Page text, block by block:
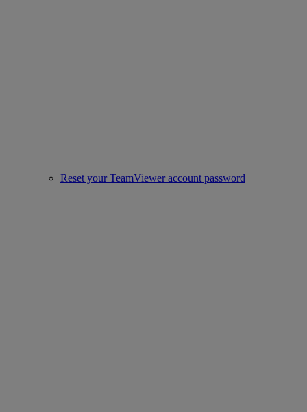
Reset your TeamViewer account password